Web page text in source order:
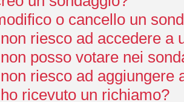
o cancello un
riesco ad accedere a
posso votare nei
riesco ad aggiungere
ricevuto un richiamo?